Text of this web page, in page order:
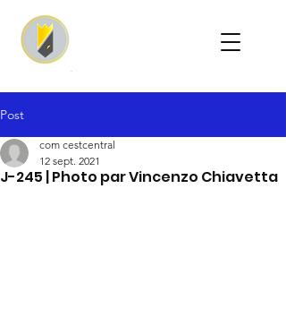
Post
J-245 | Photo par Vincenzo Chiavetta
com cestcentral
12 sept. 2021